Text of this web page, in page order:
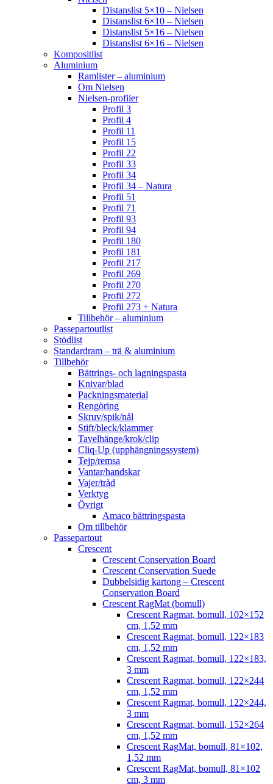
Distanslist 5×10 – Nielsen
Distanslist 6×10 – Nielsen
Distanslist 5×16 – Nielsen
Distanslist 6×16 – Nielsen
Kompositlist
Aluminium
Ramlister – aluminium
Om Nielsen
Nielsen-profiler
Profil 3
Profil 4
Profil 11
Profil 15
Profil 22
Profil 33
Profil 34
Profil 34 – Natura
Profil 51
Profil 71
Profil 93
Profil 94
Profil 180
Profil 181
Profil 217
Profil 269
Profil 270
Profil 272
Profil 273 + Natura
Tillbehör – aluminium
Passepartoutlist
Stödlist
Standardram – trä & aluminium
Tillbehör
Bättrings- och lagningspasta
Knivar/blad
Packningsmaterial
Rengöring
Skruv/spik/nål
Stift/bleck/klammer
Tavelhänge/krok/clip
Cliq-Up (upphängningssystem)
Tejp/remsa
Vantar/handskar
Vajer/tråd
Verktyg
Övrigt
Amaco bättringspasta
Om tillbehör
Passepartout
Crescent
Crescent Conservation Board
Crescent Conservation Suede
Dubbelsidig kartong – Crescent
Conservation Board
Crescent RagMat (bomull)
Crescent Ragmat, bomull, 102×152
cm, 1,52 mm
Crescent Ragmat, bomull, 122×183
cm, 1,52 mm
Crescent Ragmat, bomull, 122×183,
3 mm
Crescent Ragmat, bomull, 122×244
cm, 1,52 mm
Crescent Ragmat, bomull, 122×244,
3 mm
Crescent Ragmat, bomull, 152×264
cm, 1,52 mm
Crescent RagMat, bomull, 81×102,
1,52 mm
Crescent RagMat, bomull, 81×102
cm, 3 mm